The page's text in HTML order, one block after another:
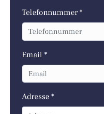
Telefonnummer *
Email *
Adresse *